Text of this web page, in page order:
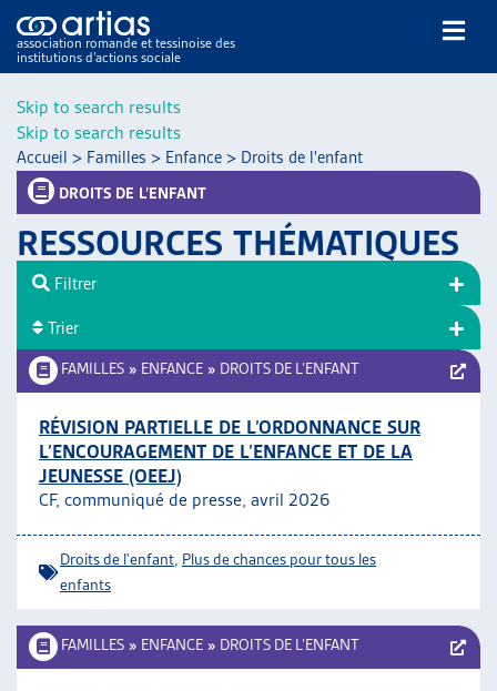
Skip to search results
Skip to search results
association romande et tessinoise des
institutions d’actions sociale
NOS PUBLICATIONS
DOSSIERS DU MOIS
VEILLE
RESSOURCES
THÉMATIQUES
GUIDE SOCIAL ROMAND
AUTRES
PROJETS ET ACTIVITÉS
Accueil > Familles > Enfance > Droits de l'enfant
DROITS DE L’ENFANT
RESSOURCES THÉMATIQUES
FAMILLES » ENFANCE » DROITS DE L’ENFANT
RÉVISION PARTIELLE DE L’ORDONNANCE SUR
L’ENCOURAGEMENT DE L’ENFANCE ET DE LA
JEUNESSE (OEEJ)
CF, communiqué de presse, avril 2026
Droits de l'enfant Plus de chances pour tous les
enfants
FAMILLES » ENFANCE » DROITS DE L’ENFANT
Filtrer
Trier